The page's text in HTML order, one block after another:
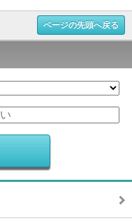
ページの先頭へ戻る